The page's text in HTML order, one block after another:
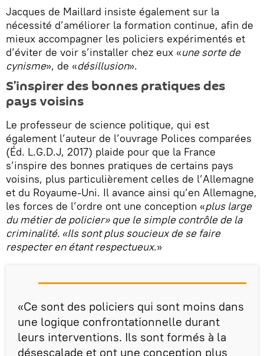
Jacques de Maillard insiste également sur la
nécessité d’améliorer la formation continue, afin de
mieux accompagner les policiers expérimentés et
d’éviter de voir s’installer chez eux «une sorte de
cynisme», de «désillusion».
S’inspirer des bonnes pratiques des
pays voisins
Le professeur de science politique, qui est
également l’auteur de l’ouvrage Polices comparées
(Éd. L.G.D.J, 2017) plaide pour que la France
s’inspire des bonnes pratiques de certains pays
voisins, plus particulièrement celles de l’Allemagne
et du Royaume-Uni. Il avance ainsi qu’en Allemagne,
les forces de l’ordre ont une conception «plus large
du métier de policier» que le simple contrôle de la
criminalité. «Ils sont plus soucieux de se faire
respecter en étant respectueux.»
«Ce sont des policiers qui sont moins dans
une logique confrontationnelle durant
leurs interventions. Ils sont formés à la
désescalade et ont une conception plus